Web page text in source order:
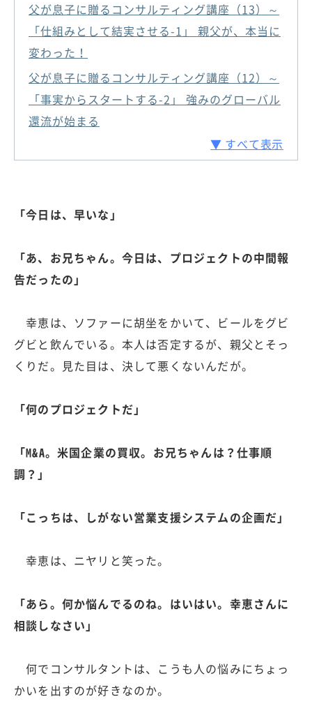
父が息子に贈るコンサルティング講座（13）～
「仕組みとして結実させる-1」 親父が、本当に
変わった！
父が息子に贈るコンサルティング講座（12）～
「事実からスタートする-2」 強みのグローバル
還流が始まる
▼ すべて表示
「今日は、早いな」
「あ、お兄ちゃん。今日は、プロジェクトの中間報
告だったの」
幸恵は、ソファーに胡坐をかいて、ビールをグビ
グビと飲んでいる。本人は否定するが、親父とそっ
くりだ。見た目は、決して悪くないんだが。
「何のプロジェクトだ」
「M&A。米国企業の買収。お兄ちゃんは？仕事順
調？」
「こっちは、しがない営業支援システムの企画だ」
幸恵は、ニヤリと笑った。
「あら。何か悩んでるのね。はいはい。幸恵さんに
相談しなさい」
何でコンサルタントは、こうも人の悩みにちょっ
かいを出すのが好きなのか。